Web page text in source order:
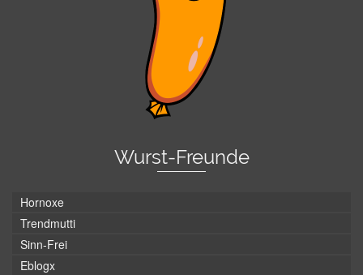
Wurst-Freunde
Hornoxe
Trendmutti
Sinn-Frei
Eblogx